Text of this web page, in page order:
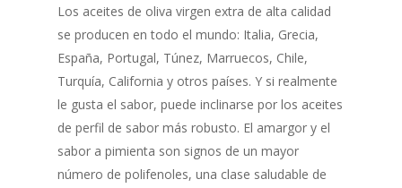
Los aceites de oliva virgen extra de alta calidad
se producen en todo el mundo: Italia, Grecia,
España, Portugal, Túnez, Marruecos, Chile,
Turquía, California y otros países. Y si realmente
le gusta el sabor, puede inclinarse por los aceites
de perfil de sabor más robusto. El amargor y el
sabor a pimienta son signos de un mayor
número de polifenoles, una clase saludable de